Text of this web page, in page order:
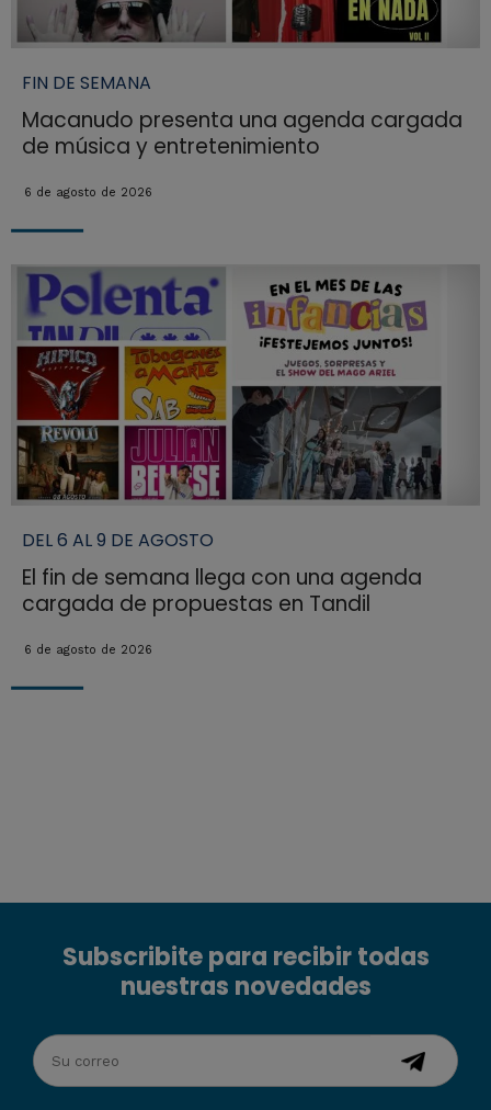
FIN DE SEMANA
Macanudo presenta una agenda cargada
de música y entretenimiento
6 de agosto de 2026
DEL 6 AL 9 DE AGOSTO
El fin de semana llega con una agenda
cargada de propuestas en Tandil
6 de agosto de 2026
Subscribite para recibir todas
nuestras novedades